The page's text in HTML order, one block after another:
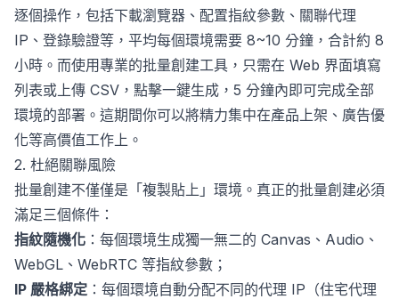
逐個操作，包括下載瀏覽器、配置指紋參數、關聯代理
IP、登錄驗證等，平均每個環境需要 8~10 分鐘，合計約 8
小時。而使用專業的批量創建工具，只需在 Web 界面填寫
列表或上傳 CSV，點擊一鍵生成，5 分鐘內即可完成全部
環境的部署。這期間你可以將精力集中在產品上架、廣告優
化等高價值工作上。
2. 杜絕關聯風險
批量創建不僅僅是「複製貼上」環境。真正的批量創建必須
滿足三個條件：
指紋隨機化 ：每個環境生成獨一無二的 Canvas、Audio、
WebGL、WebRTC 等指紋參數；
IP 嚴格綁定 ：每個環境自動分配不同的代理 IP（住宅代理